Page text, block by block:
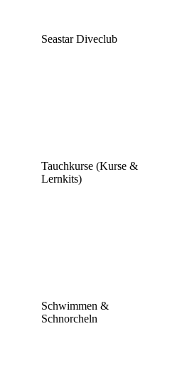
Seastar Diveclub
Tauchkurse (Kurse &
Lernkits)
Schwimmen &
Schnorcheln